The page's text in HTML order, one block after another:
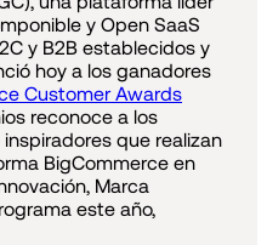
y Open SaaS
y B2B establecidos y
hoy a los ganadores
Customer Awards
reconoce a los
que realizan
BigCommerce en
Marca
este año,